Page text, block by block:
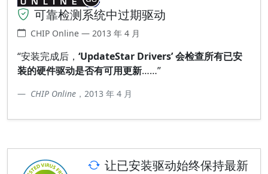
可靠检测系统中过期驱动
CHIP Online — 2013 年 4 月
“安装完成后， ‘UpdateStar Drivers’ 会检查所有已安
装的硬件驱动是否有可用更新……”
CHIP Online ，2013 年 4 月
让已安装驱动始终保持最新